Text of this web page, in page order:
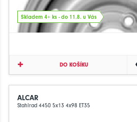
Skladem 4+ ks - do 11.8. u Vás
DO KOŠÍKU
ALCAR
Stahlrad 4450 5x13 4x98 ET35